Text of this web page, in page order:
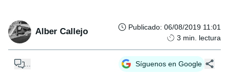
Alber Callejo Publicado: 06/08/2019 11:01
3 min. lectura
Síguenos en Google